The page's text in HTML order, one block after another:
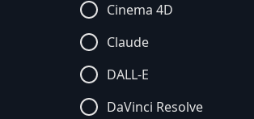
Cinema 4D
Claude
DALL-E
DaVinci Resolve